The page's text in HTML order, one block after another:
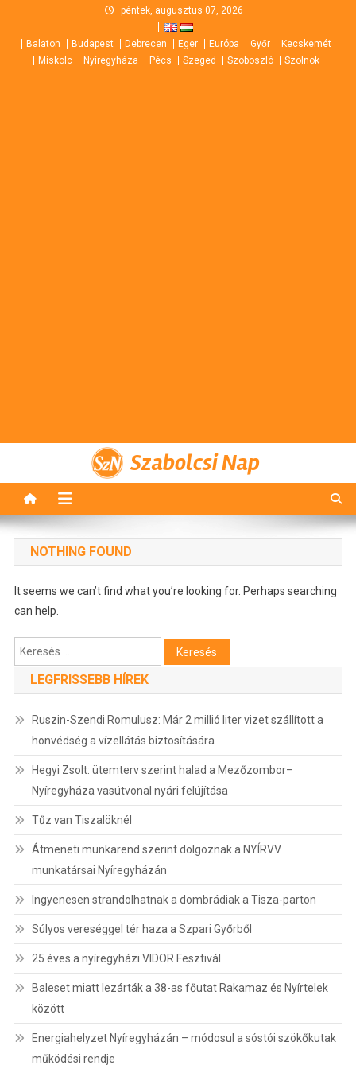
content
péntek, augusztus 07, 2026
Balaton Budapest Debrecen Eger Európa Győr
Kecskemét
Miskolc
Nyíregyháza Pécs Szeged Szoboszló Szolnok
Szabolcsi Nap
NOTHING FOUND
It seems we can’t find what you’re looking for. Perhaps searching
can help.
Keresés:
LEGFRISSEBB HÍREK
Ruszin-Szendi Romulusz: Már 2 millió liter vizet szállított a
honvédség a vízellátás biztosítására
Hegyi Zsolt: ütemterv szerint halad a Mezőzombor–
Nyíregyháza vasútvonal nyári felújítása
Tűz van Tiszalöknél
Átmeneti munkarend szerint dolgoznak a NYÍRVV
munkatársai Nyíregyházán
Ingyenesen strandolhatnak a dombrádiak a Tisza-parton
Súlyos vereséggel tér haza a Szpari Győrből
25 éves a nyíregyházi VIDOR Fesztivál
Baleset miatt lezárták a 38-as főutat Rakamaz és Nyírtelek
között
Energiahelyzet Nyíregyházán – módosul a sóstói szökőkutak
működési rendje